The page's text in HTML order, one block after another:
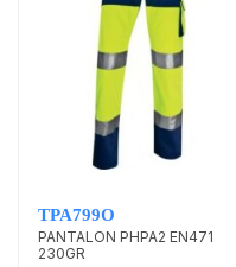
TPA799O
PANTALON PHPA2 EN471
230GR